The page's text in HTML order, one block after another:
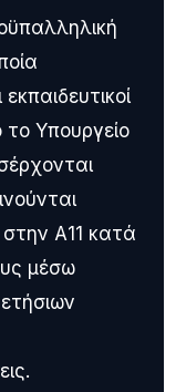
εκπαιδευτικοί
Υπουργείο
Α11 κατά
μέσω